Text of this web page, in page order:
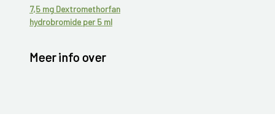
7,5 mg Dextromethorfan
hydrobromide per 5 ml
Meer info over